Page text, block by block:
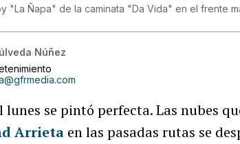
"La Ñapa" de la caminata "Da Vida" en el frente
Núñez
lunes se pintó perfecta. Las nubes
Arrieta en las pasadas rutas se